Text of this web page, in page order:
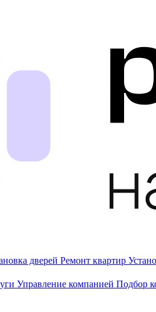
дверей Ремонт квартир
Управление компанией Подбор